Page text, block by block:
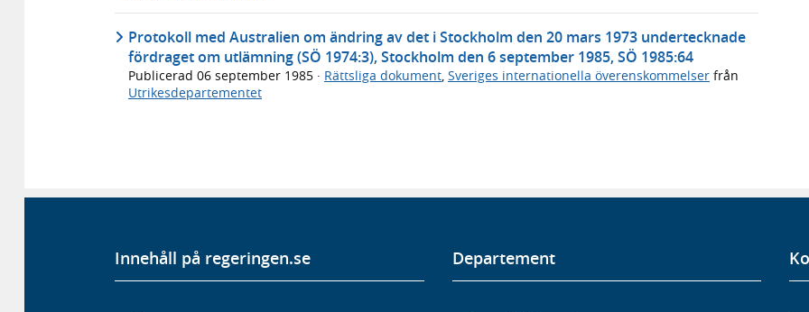
Protokoll med Australien om ändring av det i Stockholm den 20 mars 1973 undertecknade
fördraget om utlämning (SÖ 1974:3), Stockholm den 6 september 1985, SÖ 1985:64
Publicerad 06 september 1985 · Rättsliga dokument, Sveriges internationella överenskommelser från
Utrikesdepartementet
Innehåll på regeringen.se Departement